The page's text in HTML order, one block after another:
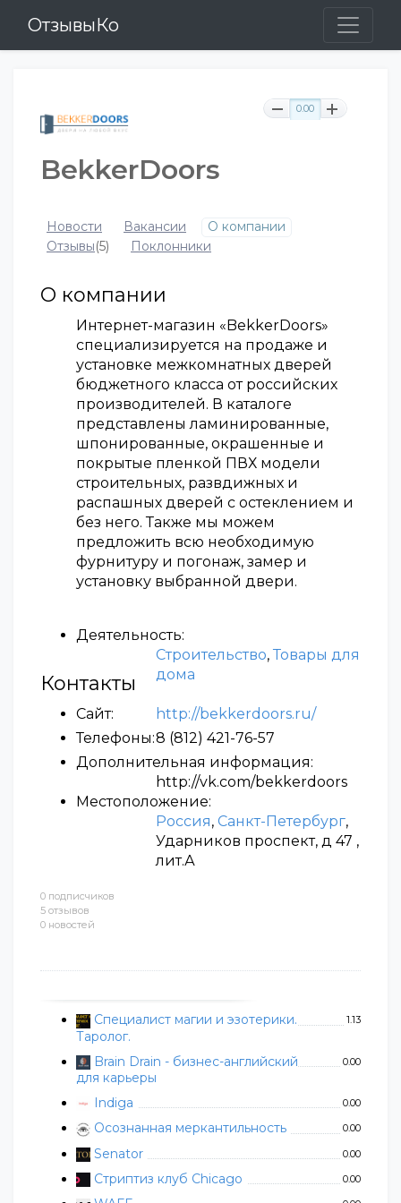
ОтзывыКо
0 подписчиков
5 отзывов
0 новостей
Специалист магии и эзотерики.
Таролог.
1.13
Brain Drain - бизнес-английский
для карьеры
0.00
Indiga 0.00
Осознанная меркантильность 0.00
Senator 0.00
Стриптиз клуб Chicago 0.00
0.00
BekkerDoors
Новости Вакансии
О компании
Отзывы(5) Поклонники
О компании
Интернет-магазин «BekkerDoors»
специализируется на продаже и
установке межкомнатных дверей
бюджетного класса от российских
производителей. В каталоге
представлены ламинированные,
шпонированные, окрашенные и
покрытые пленкой ПВХ модели
строительных, развдижных и
распашных дверей с остеклением и
без него. Также мы можем
предложить всю необходимую
фурнитуру и погонаж, замер и
установку выбранной двери.
Деятельность:
Строительство,Товары для
дома
Контакты
Сайт:
http://bekkerdoors.ru/
Телефоны:8 (812) 421-76-57
Дополнительная информация:
http://vk.com/bekkerdoors
Местоположение:
Россия,Санкт-Петербург,
Ударников проспект, д 47 ,
лит.А